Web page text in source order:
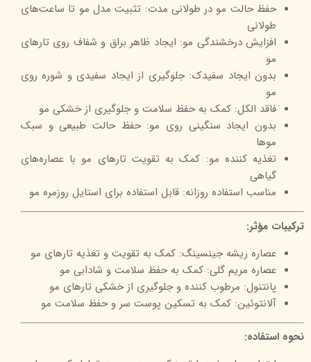
حفظ حالت مو در طولانی مدت: تثبیت مدل مو تا ساعت‌های
طولانی
افزایش درخشندگی مو: ایجاد ظاهر براق و شفاف روی تارهای
مو
بدون ایجاد سفیدک: جلوگیری از ایجاد سفیدی و شوره روی
مو
فاقد الکل: کمک به حفظ سلامت و جلوگیری از خشکی مو
بدون ایجاد سنگینی روی مو: حفظ حالت طبیعی و سبک
موها
تغذیه کننده مو: کمک به تقویت تارهای مو با عصاره‌های
گیاهی
مناسب استفاده روزانه: قابل استفاده برای استایل روزمره مو
ترکیبات مؤثر:
عصاره ریشه جینسینگ: کمک به تقویت و تغذیه تارهای مو
عصاره مریم گلی: کمک به حفظ سلامت و شادابی مو
پانتنول: مرطوب کننده و جلوگیری از خشکی تارهای مو
آلانتوئین: کمک به تسکین پوست سر و حفظ سلامت مو
نحوه استفاده: